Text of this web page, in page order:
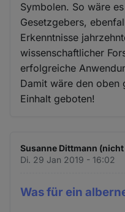
Symbolen. So wäre
Gesetzgebers,
Erkenntnisse
wissenschaftlicher
erfolgreiche
Damit wäre den oben
Einhalt geboten!
Susanne Dittmann
Di. 29 Jan 2019 - 16:02
Was für ein